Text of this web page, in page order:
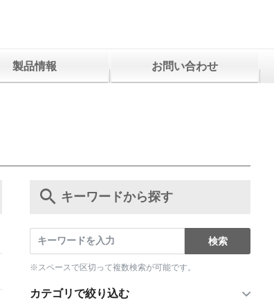
製品情報 お問い合わせ
キーワードから探す
※スペースで区切って複数検索が可能です。
カテゴリで絞り込む